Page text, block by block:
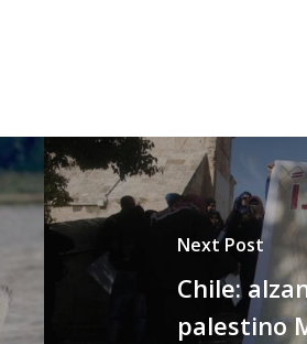
Next Post
Chile:
palestino